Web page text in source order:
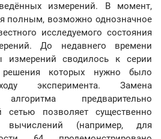
измерений. В момент,
полным, возможно однозначное
исследуемого состояния
До недавнего времени
измерений сводилось к серии
решения которых нужно было
эксперимента. Замена
алгоритма предварительно
сетью позволяет существенно
вычислений (например, для